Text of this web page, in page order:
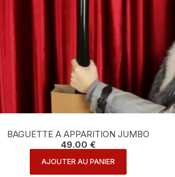
BAGUETTE A APPARITION JUMBO
49.00 €
AJOUTER AU PANIER